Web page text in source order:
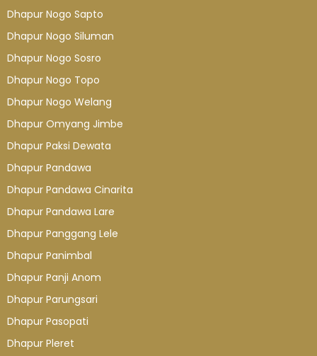
Dhapur Nogo Sapto
Dhapur Nogo Siluman
Dhapur Nogo Sosro
Dhapur Nogo Topo
Dhapur Nogo Welang
Dhapur Omyang Jimbe
Dhapur Paksi Dewata
Dhapur Pandawa
Dhapur Pandawa Cinarita
Dhapur Pandawa Lare
Dhapur Panggang Lele
Dhapur Panimbal
Dhapur Panji Anom
Dhapur Parungsari
Dhapur Pasopati
Dhapur Pleret